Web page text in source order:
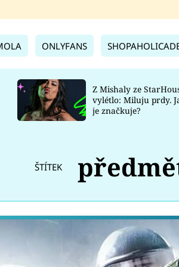
ONLYFANS
Z Mishaly ze
vylétlo: Miluju prdy.
je značkuje?
ŠTÍTEK